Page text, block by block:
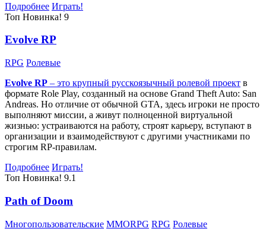
Подробнее Играть!
Топ Новинка! 9
Evolve RP
RPG Ролевые
Evolve RP – это крупный русскоязычный ролевой проект в
формате Role Play, созданный на основе Grand Theft Auto: San
Andreas. Но отличие от обычной GTA, здесь игроки не просто
выполняют миссии, а живут полноценной виртуальной
жизнью: устраиваются на работу, строят карьеру, вступают в
организации и взаимодействуют с другими участниками по
строгим RP-правилам.
Подробнее Играть!
Топ Новинка! 9.1
Path of Doom
Многопользовательские MMORPG RPG Ролевые